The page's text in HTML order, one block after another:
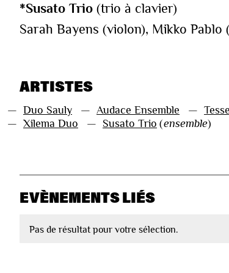
*Susato Trio (trio à clavier)
Sarah Bayens (violon), Mikko
ARTISTES
— Duo Sauly — Audace Ensemble —
—Xilema Duo — Susato Trio (ensemble)
EVÈNEMENTS LIÉS
Pas de résultat pour votre sélection.